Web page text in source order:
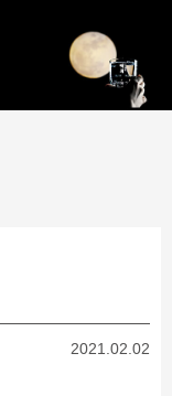
2021.02.02